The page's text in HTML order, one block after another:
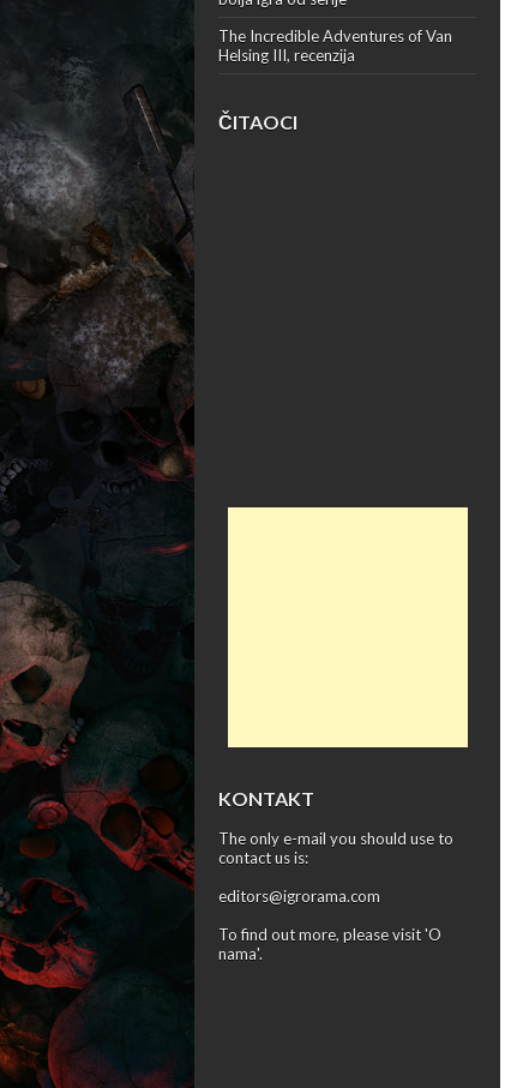
The Incredible Adventures of Van
Helsing III, recenzija
ČITAOCI
KONTAKT
The only e-mail you should use to
contact us is:
editors@igrorama.com
To find out more, please visit 'O
nama'.